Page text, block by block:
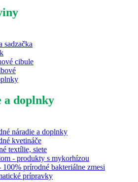
sadzačka
cibule
a doplnky
náradie a doplnky
kvetináče
textílie, siete
- produkty s mykorhízou
100% prírodné bakteriálne zmesi
prípravky